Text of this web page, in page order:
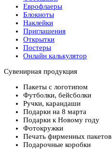
Еврофлаеры
Блокноты
Наклейки
Приглашения
Открытки
Постеры
Онлайн калькулятор
Сувенирная продукция
Пакеты с логотипом
Футболки, бейсболки
Ручки, карандаши
Подарки на 8 марта
Подарки к Новому году
Фотокружки
Печать фирменных пакетов
Подарочные коробки